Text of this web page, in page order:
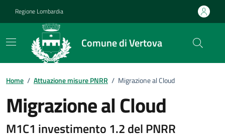
Regione Lombardia
Comune di Vertova
Home / Attuazione misure PNRR / Migrazione al Cloud
Migrazione al Cloud
M1C1 investimento 1.2 del PNRR